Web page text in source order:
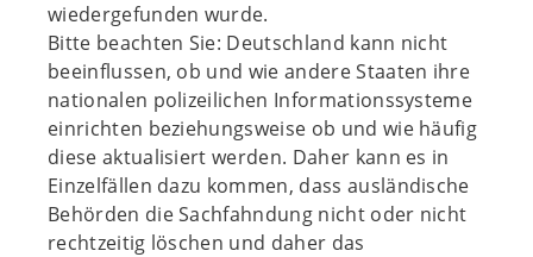
wiedergefunden wurde.
Bitte beachten Sie: Deutschland kann nicht
beeinflussen, ob und wie andere Staaten ihre
nationalen polizeilichen Informationssysteme
einrichten beziehungsweise ob und wie häufig
diese aktualisiert werden. Daher kann es in
Einzelfällen dazu kommen, dass ausländische
Behörden die Sachfahndung nicht oder nicht
rechtzeitig löschen und daher das